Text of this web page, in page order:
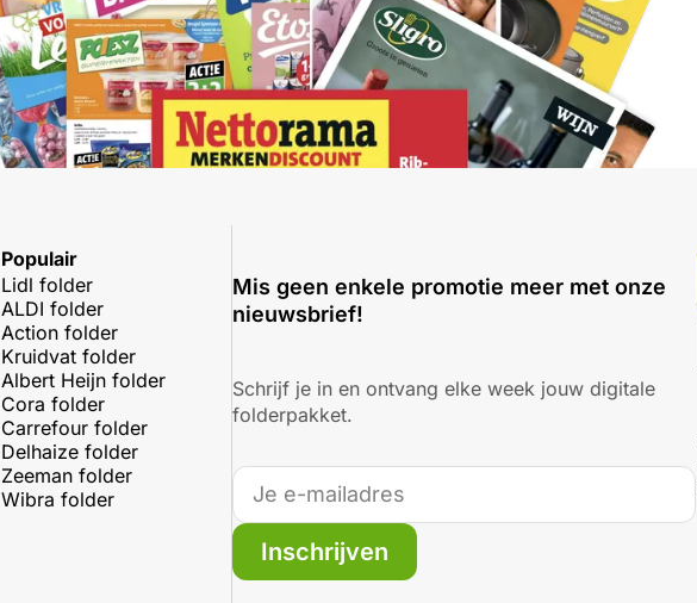
Populair
Lidl folder
ALDI folder
Action folder
Kruidvat folder
Albert Heijn folder
Cora folder
Carrefour folder
Delhaize folder
Zeeman folder
Wibra folder
Mis geen enkele promotie meer met onze
nieuwsbrief!
Schrijf je in en ontvang elke week jouw digitale
folderpakket.
Inschrijven